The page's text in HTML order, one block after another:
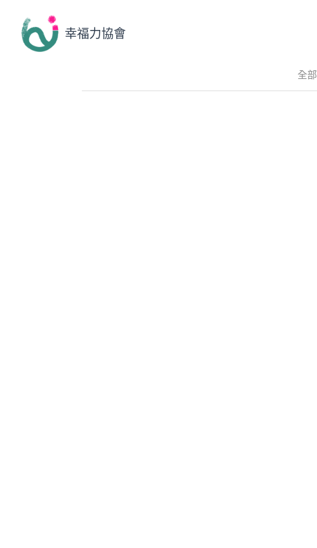
幸福力協會
全部